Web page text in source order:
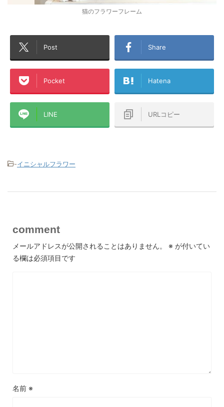
猫のフラワーフレーム
Post Share
Pocket Hatena
LINE URLコピー
-イニシャルフラワー
comment
メールアドレスが公開されることはありません。 ※ が付いてい
る欄は必須項目です
名前 ※